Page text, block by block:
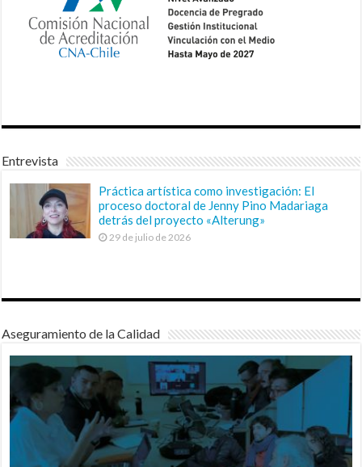
Entrevista
Práctica artística como investigación: El
proceso doctoral de Jenny Pino Madariaga
detrás del proyecto «Alterung»
29 de julio de 2026
Aseguramiento de la Calidad